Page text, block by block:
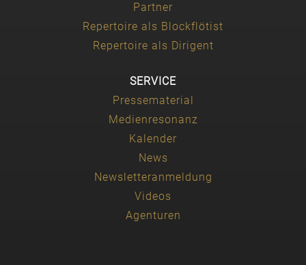
Partner
Repertoire als Blockflötist
Repertoire als Dirigent
SERVICE
Pressematerial
Medienresonanz
Kalender
News
Newsletteranmeldung
Videos
Agenturen